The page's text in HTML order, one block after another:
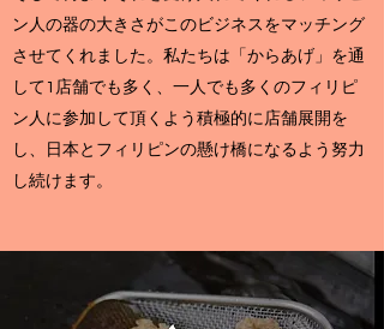
ン人の器の大きさがこのビジネスをマッチング
させてくれました。私たちは「からあげ」を通
して1店舗でも多く、一人でも多くのフィリピ
ン人に参加して頂くよう積極的に店舗展開を
し、日本とフィリピンの懸け橋になるよう努力
し続けます。